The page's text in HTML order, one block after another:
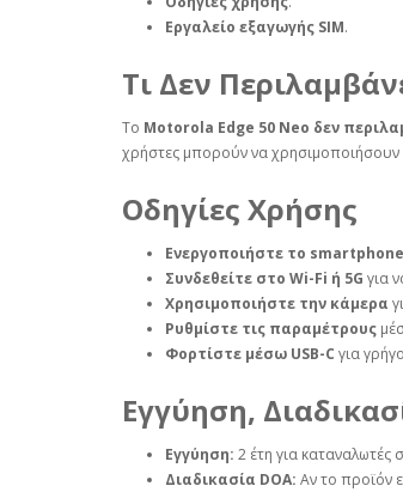
Εργαλείο εξαγωγής SIM.
Τι Δεν
Το Motorola Edge 50 Neo δεν
χρήστες μπορούν να χρησιμοποιήσουν
Οδηγίες Χρήσης
Ενεργοποιήστε το smartphone
Συνδεθείτε στο Wi-Fi ή 5G για
Χρησιμοποιήστε την κάμερα
Ρυθμίστε τις παραμέτρους
Φορτίστε μέσω USB-C για
Εγγύηση,
Εγγύηση: 2 έτη για καταναλωτές
Διαδικασία DOA: Αν το προϊόν